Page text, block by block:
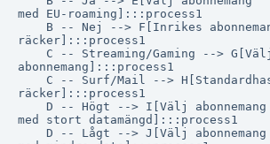
med EU-roaming]:::process1
B -- Nej --> F[Inrikes
räcker]:::process1
C -- Streaming/Gaming -->
abonnemang]:::process1
C -- Surf/Mail -->
räcker]:::process1
    D -- Högt --> I[Välj abonnemang
med stort datamängd]:::process1
    D -- Lågt --> J[Välj abonnemang